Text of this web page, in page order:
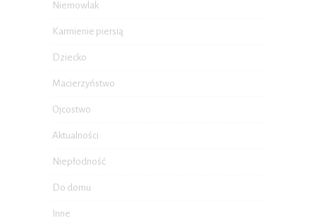
Niemowlak
Karmienie piersią
Dziecko
Macierzyństwo
Ojcostwo
Aktualności
Niepłodność
Do domu
Inne